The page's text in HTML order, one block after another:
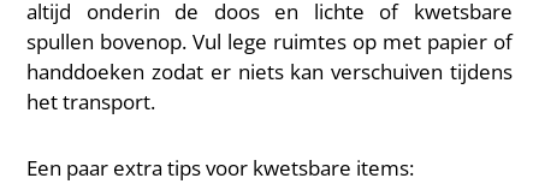
altijd onderin de doos en lichte of kwetsbare
spullen bovenop. Vul lege ruimtes op met papier of
handdoeken zodat er niets kan verschuiven tijdens
het transport.
Een paar extra tips voor kwetsbare items: